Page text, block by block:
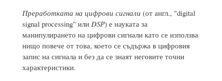
Преработката на цифрови сигнали (от англ., "digital
signal processing" или DSP) е науката за
манипулирането на цифрови сигнали като се използва
нищо повече от това, което се съдържа в цифровия
запис на сигнала и без да се знаят неговите точни
характеристики.